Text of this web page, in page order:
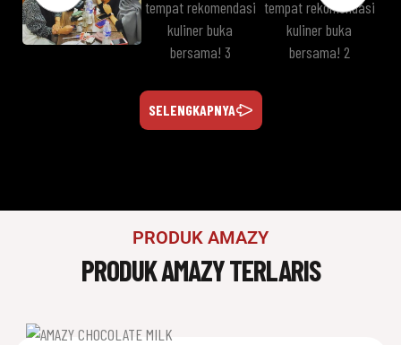
SELENGKAPNYA
PRODUK AMAZY
PRODUK AMAZY TERLARIS